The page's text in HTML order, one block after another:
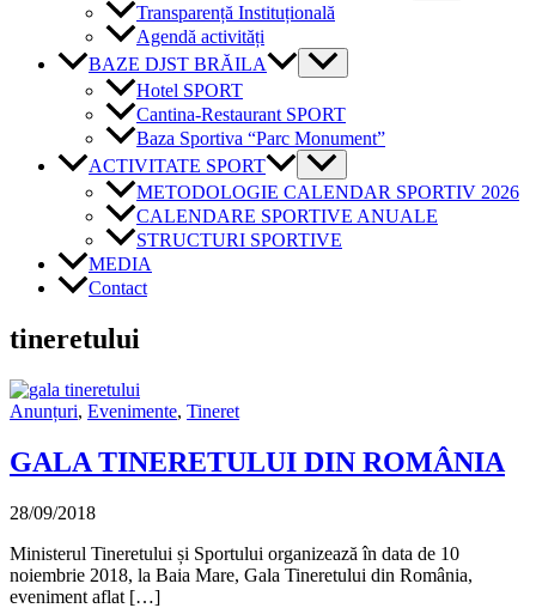
Transparență Instituțională
Agendă activități
BAZE DJST BRĂILA
Hotel SPORT
Cantina-Restaurant SPORT
Baza Sportiva “Parc Monument”
ACTIVITATE SPORT
METODOLOGIE CALENDAR SPORTIV 2026
CALENDARE SPORTIVE ANUALE
STRUCTURI SPORTIVE
MEDIA
Contact
tineretului
Anunțuri, Evenimente, Tineret
GALA TINERETULUI DIN ROMÂNIA
28/09/2018
Ministerul Tineretului și Sportului organizează în data de 10
noiembrie 2018, la Baia Mare, Gala Tineretului din România,
eveniment aflat […]